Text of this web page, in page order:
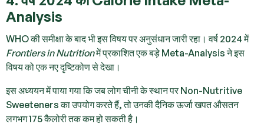
Analysis
WHO की समीक्षा के बाद भी इस विषय पर अनुसंधान जारी रहा। वर्ष 2024 में
Frontiers in Nutritionमें प्रकाशित एक बड़े Meta-Analysis ने इस
विषय को एक नए दृष्टिकोण से देखा।
इस अध्ययन में पाया गया कि जब लोग चीनी के स्थान पर Non-Nutritive
Sweeteners का उपयोग करते हैं, तो उनकी दैनिक ऊर्जा खपत औसतन
लगभग 175 कैलोरी तक कम हो सकती है।